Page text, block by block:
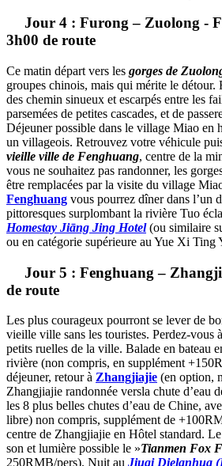
Jour 4 : Furong – Zuolong -
3h00 de route
Ce matin départ vers les gorges de
groupes chinois, mais qui mérite le détour.
des chemin sinueux et escarpés entre les
parsemées de petites cascades, et de
Déjeuner possible dans le village Miao en
un villageois. Retrouvez votre véhicule
vieille ville de Fenghuang, centre de la
vous ne souhaitez pas randonner, les
être remplacées par la visite du village
Fenghuang vous pourrez dîner dans l’un
pittoresques surplombant la rivière Tuo
Homestay Jiāng Jing Hotel(ou similaire
ou en catégorie supérieure au Yue Xi Ting
Jour 5 : Fenghuang –
de route
Les plus courageux pourront se lever de
vieille ville sans les touristes. Perdez-vous
petits ruelles de la ville. Balade en bateau
rivière (non compris, en supplément
déjeuner, retour à Zhangjiajie (en option,
Zhangjiajie randonnée versla chute d’eau
les 8 plus belles chutes d’eau de Chine,
libre) non compris, supplément de
centre de Zhangjiajie en Hôtel standard.
son et lumière possible le »Tianmen Fox
250RMB/pers). Nuit au Jiuqi Dielanhua